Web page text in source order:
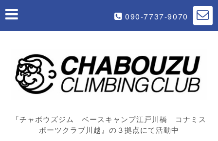
090-7737-9070
『チャボウズジム ベースキャンプ江戸川橋 コナミス
ポーツクラブ川越』の３拠点にて活動中